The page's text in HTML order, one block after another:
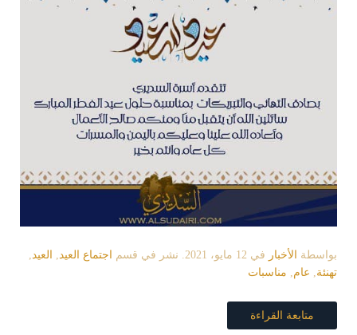
بواسطة الأخبار في 12 مايو، 2021 . نشر في قسم اجتماع العيد, العيد,
تهنئة, عام, مناسبات
متابعة القراءة